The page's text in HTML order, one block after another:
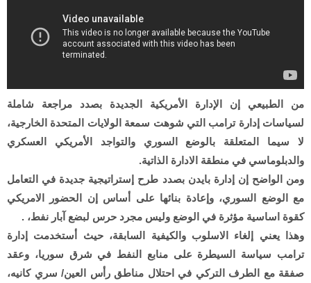
من الطبيعي إن الإدارة الأمريكية الجديدة بصدد مراجعة شاملة
لسياسات إدارة ترامب التي شوهت سمعة الولايات المتحدة الخارجية،
لا سيما المتعلقة بالوضع السوري والتواجد الأمريكي العسكري
والدبلوماسي في منطقة الادارة الذاتية.
ومن الواضح إن إدارة بايدن بصدد طرح إستراتيجية جديدة في التعامل
مع الوضع السوري، وإعادة بنائها على أساس إن الحضور الامريكي
كقوة اساسية مؤثرة في الوضع وليس مجرد حرس لبضع آبار نفط، .
وهذا يعني إلغاء الاسلوب والكيفية السابقة، حيث أستخدمت إدارة
ترامب سياسة السيطرة على منابع النفط في شرق سوريا، وعقد
صفقة مع الطرف التركي في احتلال مناطق رأس العين/ سري كانيه،